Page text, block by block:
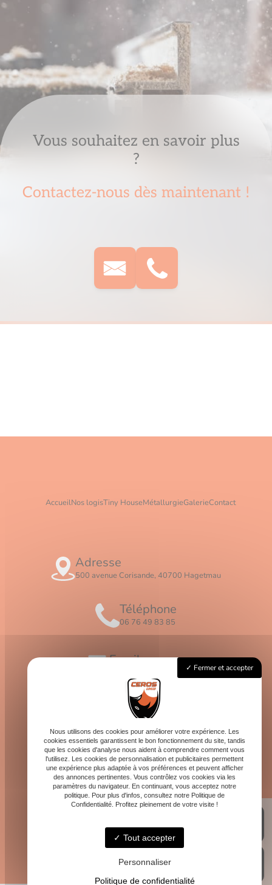
Vous souhaitez en savoir plus
?
Contactez-nous dès maintenant !
AccueilNos logisTiny HouseMétallurgieGalerieContact
Adresse
500 avenue Corisande, 40700 Hagetmau
Téléphone
06 76 49 83 85
Email
contact@logis-ceros.fr
Horaires
Lundi - Vendredi : 8h - 16h
Fermer et accepter
Nous utilisons des cookies pour améliorer votre expérience. Les
cookies essentiels garantissent le bon fonctionnement du site, tandis
que les cookies d'analyse nous aident à comprendre comment vous
l'utilisez. Les cookies de personnalisation et publicitaires permettent
une expérience plus adaptée à vos préférences et peuvent afficher
des annonces pertinentes. Vous contrôlez vos cookies via les
paramètres du navigateur. En continuant, vous acceptez notre
politique. Pour plus d'infos, consultez notre Politique de
Confidentialité. Profitez pleinement de votre visite !
Tout accepter
Personnaliser
Politique de confidentialité